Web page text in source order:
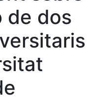
de dos